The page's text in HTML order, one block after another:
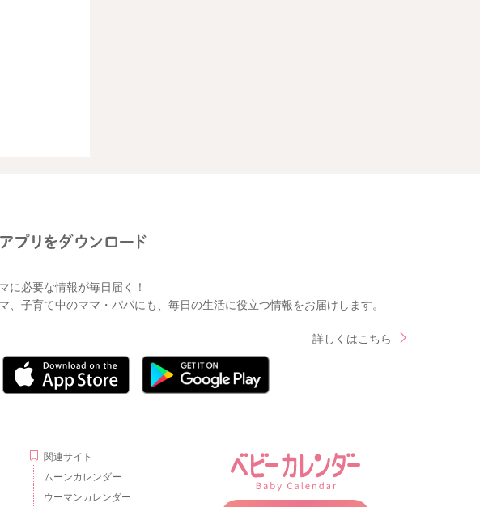
に必要な情報が毎日届く！
、子育て中のママ・パパにも、毎日の生活に役立つ情報をお届けします。
詳しくはこちら
関連サイト
ムーンカレンダー
ウーマンカレンダー